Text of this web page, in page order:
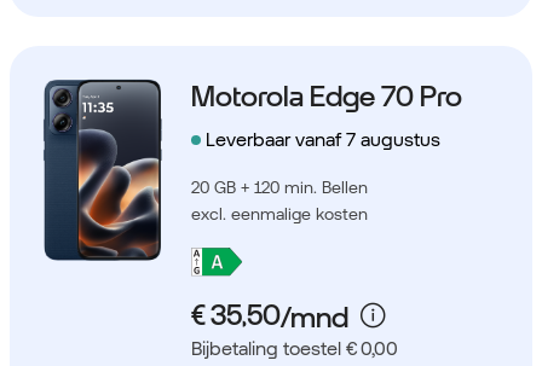
Motorola Edge 70 Pro
Leverbaar vanaf 7 augustus
20 GB + 120 min. Bellen
excl. eenmalige kosten
Bijbetaling toestel € 0,00